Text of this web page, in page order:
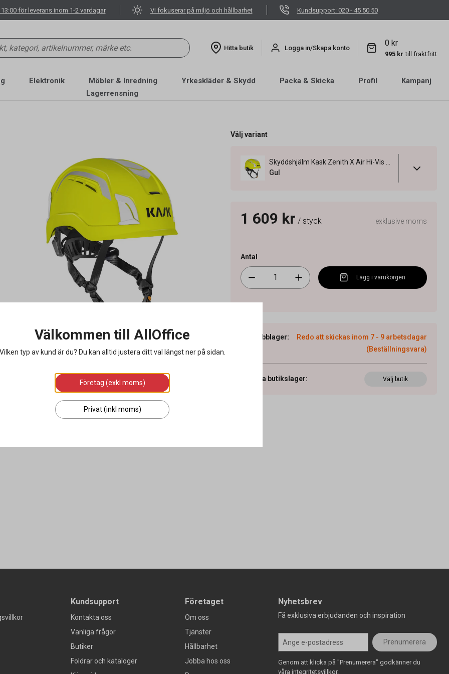
för leverans inom 1-2 vardagar Vi fokuserar på miljö och hållbarhet Kundsupport: 020 - 45 50 50
Hitta butik Logga in/Skapa konto
0 kr
995 kr till fraktfritt
Elektronik Möbler & Inredning Yrkeskläder & Skydd Packa & Skicka Profil
Kampanj
Lagerrensning
Välj variant
Gul
1 609 kr / styck exklusive moms
Antal
Lägg i varukorgen
Webblager:
Redo att skickas inom 7 - 9 arbetsdagar
(Beställningsvara)
Visa butikslager: Välj butik
Kundsupport
Kontakta oss
Vanliga frågor
Butiker
Foldrar och kataloger
Företaget
Om oss
Tjänster
Hållbarhet
Jobba hos oss
Nyhetsbrev
Få exklusiva erbjudanden och inspiration
Prenumerera
Genom att klicka på "Prenumerera" godkänner du
våra integritetsvillkor.
Välkommen till AllOffice
Vilken typ av kund är du? Du kan alltid justera ditt val längst ner på sidan.
Företag (exkl moms)
Privat (inkl moms)